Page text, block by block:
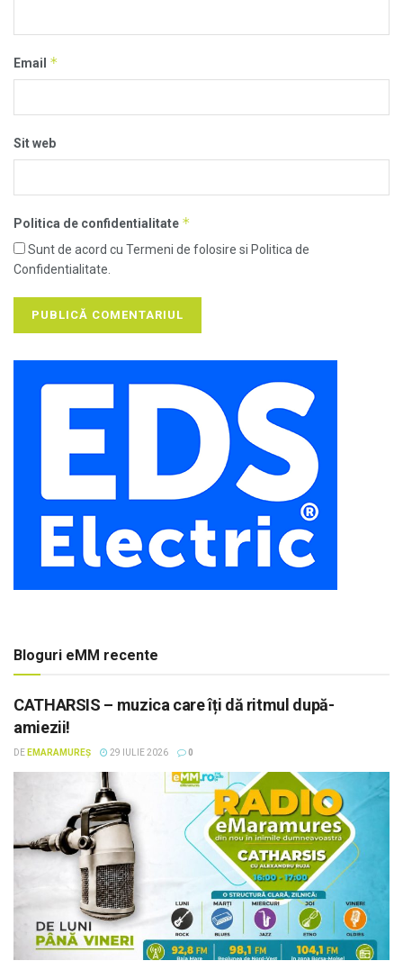
Email *
Sit web
Politica de confidentialitate *
Sunt de acord cu Termeni de folosire si Politica de
Confidentialitate.
Bloguri eMM recente
CATHARSIS – muzica care îți dă ritmul după-
amiezii!
DE EMARAMUREȘ 29 IULIE 2026 0